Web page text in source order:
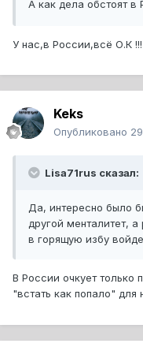
А как дела обстоят в
У нас,в России,всё О.К !!!
Keks
Опубликовано
Lisa71rus сказал:
Да, интересно было
другой менталитет,
в горящую избу
В России очкует только
"встать как попало" для